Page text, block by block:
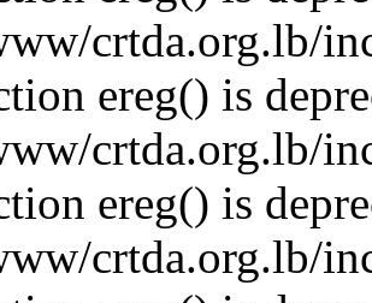
crtda.org.lb/
ereg() is
crtda.org.lb/
ereg() is
crtda.org.lb/